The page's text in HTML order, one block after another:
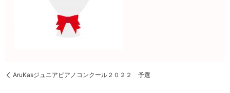
AruKasジュニアピアノコンクール２０２２ 予選